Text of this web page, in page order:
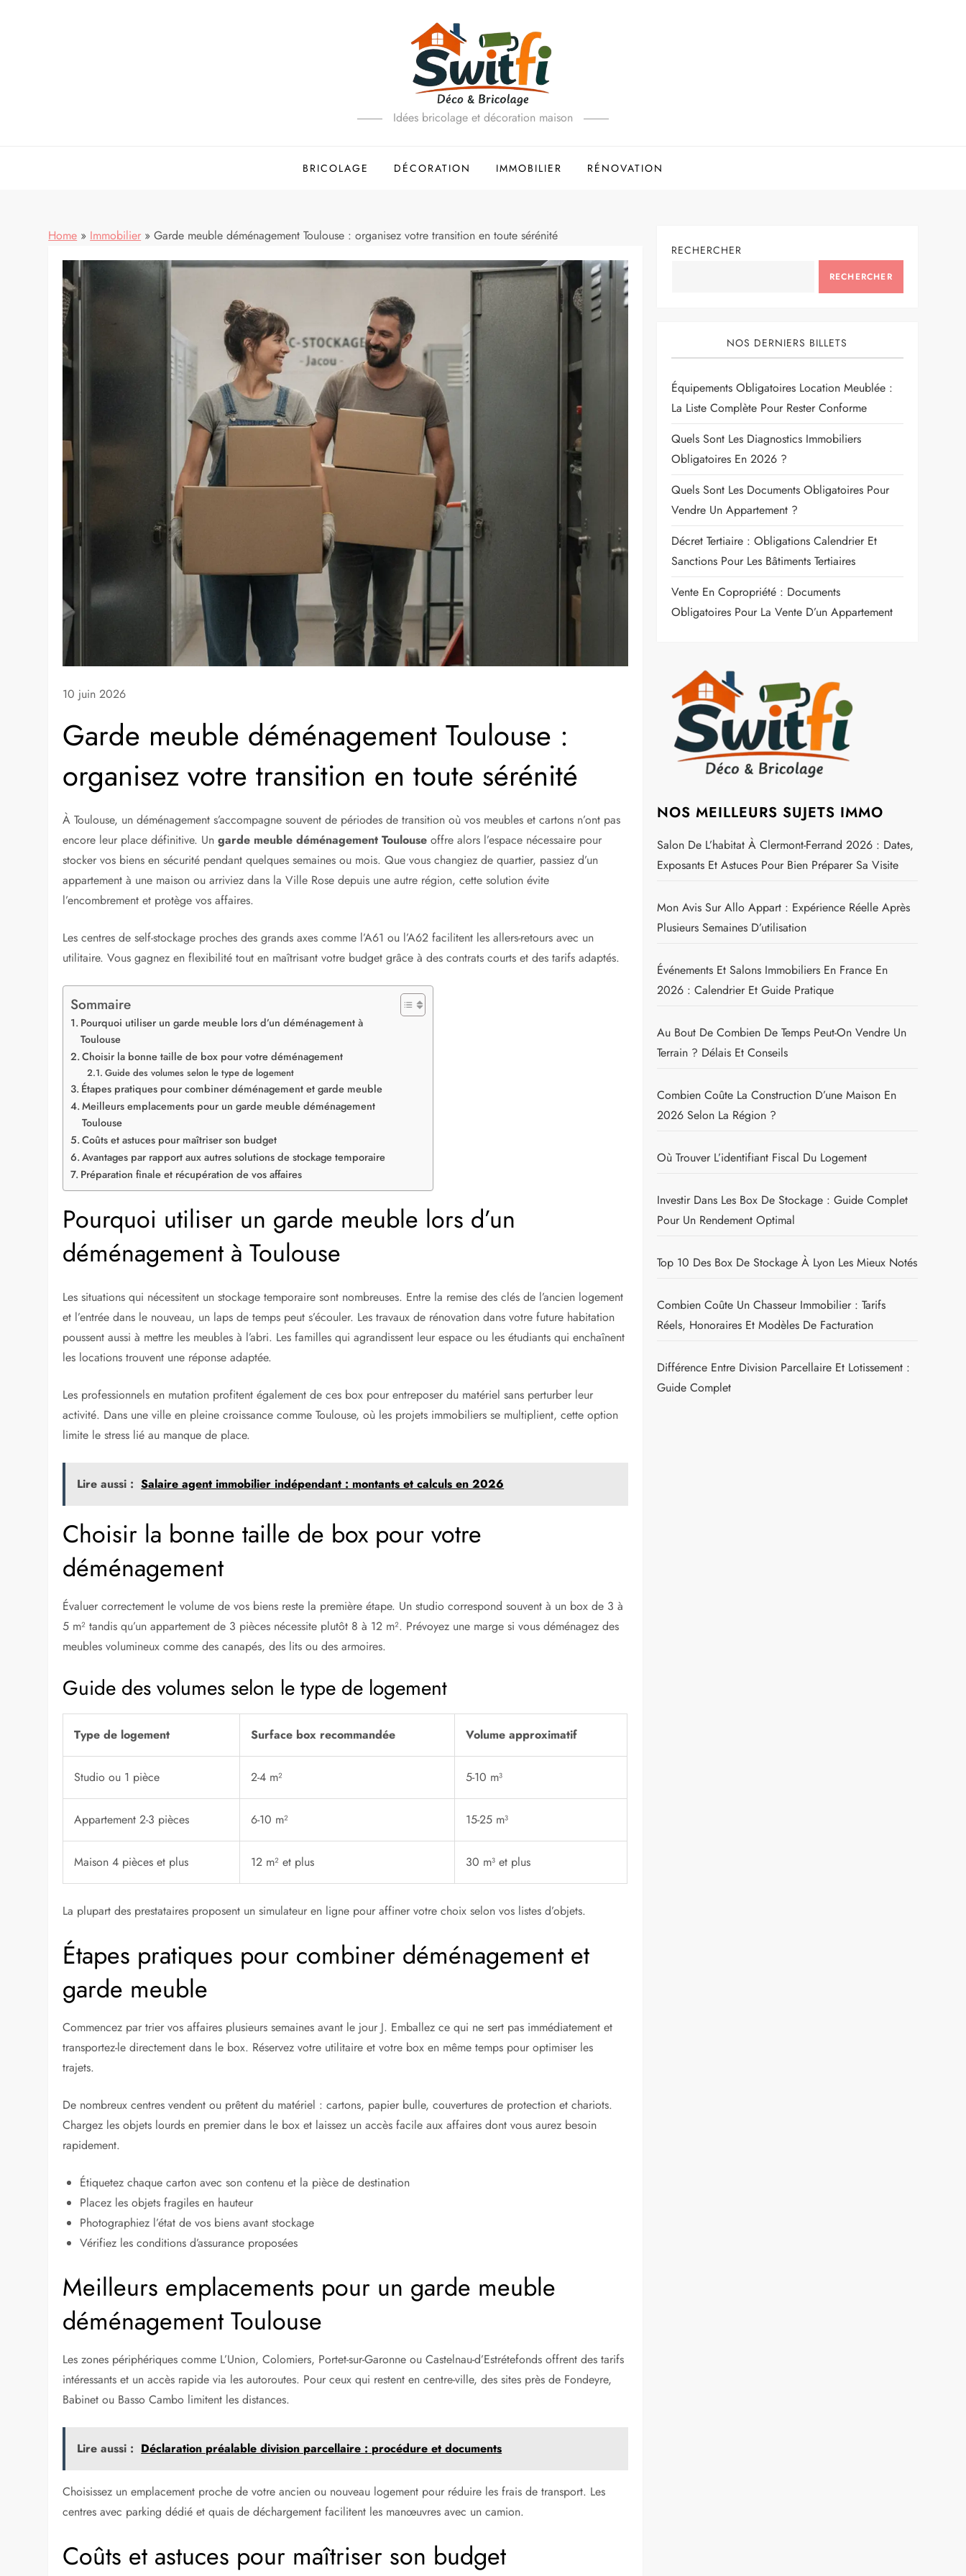
Idées bricolage et décoration maison
BRICOLAGE DÉCORATION IMMOBILIER RÉNOVATION
Home » Immobilier » Garde meuble déménagement Toulouse : organisez votre transition en toute sérénité
10 juin 2026
Garde meuble déménagement Toulouse :
organisez votre transition en toute sérénité
À Toulouse, un déménagement s’accompagne souvent de périodes de transition où vos meubles et cartons n’ont pas
encore leur place définitive. Ungarde meuble déménagement Toulouse offre alors l’espace nécessaire pour
stocker vos biens en sécurité pendant quelques semaines ou mois. Que vous changiez de quartier, passiez d’un
appartement à une maison ou arriviez dans la Ville Rose depuis une autre région, cette solution évite
l’encombrement et protège vos affaires.
Les centres de self-stockage proches des grands axes comme l’A61 ou l’A62 facilitent les allers-retours avec un
utilitaire. Vous gagnez en flexibilité tout en maîtrisant votre budget grâce à des contrats courts et des tarifs adaptés.
Sommaire
Pourquoi utiliser un garde meuble lors d’un déménagement à
Toulouse
Choisir la bonne taille de box pour votre déménagement
Guide des volumes selon le type de logement
Étapes pratiques pour combiner déménagement et garde meuble
Meilleurs emplacements pour un garde meuble déménagement
Toulouse
Coûts et astuces pour maîtriser son budget
Avantages par rapport aux autres solutions de stockage temporaire
Préparation finale et récupération de vos affaires
Pourquoi utiliser un garde meuble lors d’un
déménagement à Toulouse
Les situations qui nécessitent un stockage temporaire sont nombreuses. Entre la remise des clés de l’ancien logement
et l’entrée dans le nouveau, un laps de temps peut s’écouler. Les travaux de rénovation dans votre future habitation
poussent aussi à mettre les meubles à l’abri. Les familles qui agrandissent leur espace ou les étudiants qui enchaînent
les locations trouvent une réponse adaptée.
Les professionnels en mutation profitent également de ces box pour entreposer du matériel sans perturber leur
activité. Dans une ville en pleine croissance comme Toulouse, où les projets immobiliers se multiplient, cette option
limite le stress lié au manque de place.
Lire aussi : Salaire agent immobilier indépendant : montants et calculs en 2026
Choisir la bonne taille de box pour votre
déménagement
Évaluer correctement le volume de vos biens reste la première étape. Un studio correspond souvent à un box de 3 à
5 m² tandis qu’un appartement de 3 pièces nécessite plutôt 8 à 12 m². Prévoyez une marge si vous déménagez des
meubles volumineux comme des canapés, des lits ou des armoires.
Guide des volumes selon le type de logement
Type de logement Surface box recommandée Volume approximatif
Studio ou 1 pièce 2-4 m² 5-10 m³
Appartement 2-3 pièces 6-10 m² 15-25 m³
Maison 4 pièces et plus 12 m² et plus 30 m³ et plus
La plupart des prestataires proposent un simulateur en ligne pour affiner votre choix selon vos listes d’objets.
Étapes pratiques pour combiner déménagement et
garde meuble
Commencez par trier vos affaires plusieurs semaines avant le jour J. Emballez ce qui ne sert pas immédiatement et
transportez-le directement dans le box. Réservez votre utilitaire et votre box en même temps pour optimiser les
trajets.
De nombreux centres vendent ou prêtent du matériel : cartons, papier bulle, couvertures de protection et chariots.
Chargez les objets lourds en premier dans le box et laissez un accès facile aux affaires dont vous aurez besoin
rapidement.
Étiquetez chaque carton avec son contenu et la pièce de destination
Placez les objets fragiles en hauteur
Photographiez l’état de vos biens avant stockage
Vérifiez les conditions d’assurance proposées
Meilleurs emplacements pour un garde meuble
déménagement Toulouse
Les zones périphériques comme L’Union, Colomiers, Portet-sur-Garonne ou Castelnau-d’Estrétefonds offrent des tarifs
intéressants et un accès rapide via les autoroutes. Pour ceux qui restent en centre-ville, des sites près de Fondeyre,
Babinet ou Basso Cambo limitent les distances.
Lire aussi : Déclaration préalable division parcellaire : procédure et documents
Choisissez un emplacement proche de votre ancien ou nouveau logement pour réduire les frais de transport. Les
centres avec parking dédié et quais de déchargement facilitent les manœuvres avec un camion.
Coûts et astuces pour maîtriser son budget
RECHERCHER
RECHERCHER
NOS DERNIERS BILLETS
Équipements Obligatoires Location Meublée :
La Liste Complète Pour Rester Conforme
Quels Sont Les Diagnostics Immobiliers
Obligatoires En 2026 ?
Quels Sont Les Documents Obligatoires Pour
Vendre Un Appartement ?
Décret Tertiaire : Obligations Calendrier Et
Sanctions Pour Les Bâtiments Tertiaires
Vente En Copropriété : Documents
Obligatoires Pour La Vente D’un Appartement
NOS MEILLEURS SUJETS IMMO
Salon De L’habitat À Clermont-Ferrand 2026 : Dates,
Exposants Et Astuces Pour Bien Préparer Sa Visite
Mon Avis Sur Allo Appart : Expérience Réelle Après
Plusieurs Semaines D’utilisation
Événements Et Salons Immobiliers En France En
2026 : Calendrier Et Guide Pratique
Au Bout De Combien De Temps Peut-On Vendre Un
Terrain ? Délais Et Conseils
Combien Coûte La Construction D’une Maison En
2026 Selon La Région ?
Où Trouver L’identifiant Fiscal Du Logement
Investir Dans Les Box De Stockage : Guide Complet
Pour Un Rendement Optimal
Top 10 Des Box De Stockage À Lyon Les Mieux Notés
Combien Coûte Un Chasseur Immobilier : Tarifs
Réels, Honoraires Et Modèles De Facturation
Différence Entre Division Parcellaire Et Lotissement :
Guide Complet